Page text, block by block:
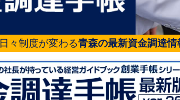
日々制度が変わる青森の最新資金調達情